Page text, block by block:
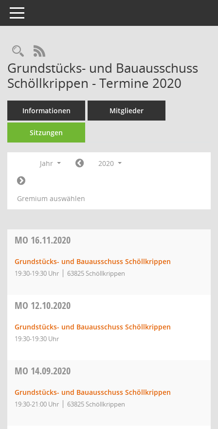
Toggle navigation
Rechercheauswahl
RSS-Feed
Grundstücks- und Bauausschuss
Schöllkrippen - Termine 2020
Informationen Mitglieder
Sitzungen
Jahr 2020
Gremium auswählen
MO 16.11.2020
Grundstücks- und Bauausschuss Schöllkrippen
19:30-19:30 Uhr 63825 Schöllkrippen
MO 12.10.2020
Grundstücks- und Bauausschuss Schöllkrippen
19:30-19:30 Uhr
MO 14.09.2020
Grundstücks- und Bauausschuss Schöllkrippen
19:30-21:00 Uhr 63825 Schöllkrippen